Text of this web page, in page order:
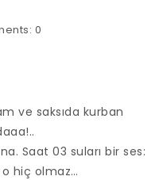
0
ve saksıda kurban
Saat 03 suları bir ses:
o hiç olmaz…